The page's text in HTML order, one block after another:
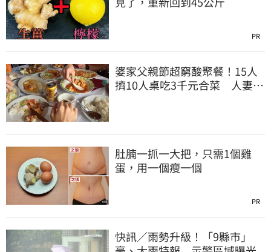
PR
婆家父親節超窮酸聚餐！15人
擠10人桌吃3千元合菜 人妻怒
肚腩一抓一大把，只需1個雞
蛋，用一個瘦一個
PR
快訊／雨勢升級！「9縣市」